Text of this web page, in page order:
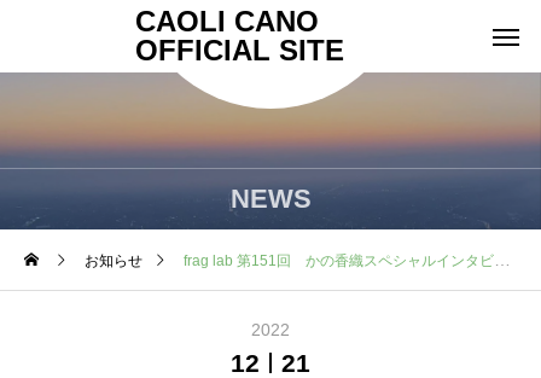
CAOLI CANO
OFFICIAL SITE
NEWS
お知らせ frag lab 第151回 かの香織スペシャルインタビューが掲載されました。
2022
12 21